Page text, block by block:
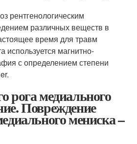
рентгенологическим
различных веществ в
время для травм
используется магнитно-
с определением степени
рога медиального
Повреждение
мениска –